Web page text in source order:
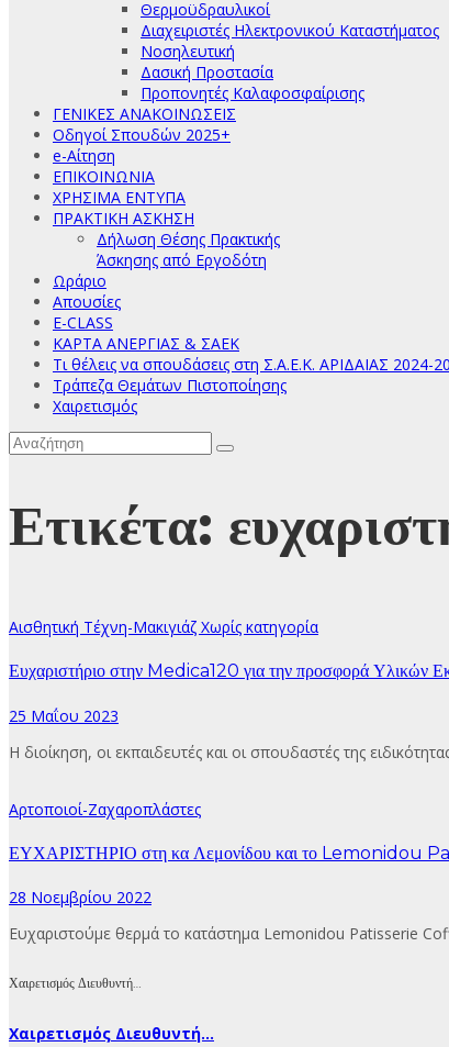
Θερμοϋδραυλικοί
Διαχειριστές Ηλεκτρονικού Καταστήματος
Νοσηλευτική
Δασική Προστασία
Προπονητές Καλαφοσφαίρισης
ΓΕΝΙΚΕΣ ΑΝΑΚΟΙΝΩΣΕΙΣ
Οδηγοί Σπουδών 2025+
e-Αίτηση
ΕΠΙΚΟΙΝΩΝΙΑ
ΧΡΗΣΙΜΑ ΕΝΤΥΠΑ
ΠΡΑΚΤΙΚΗ ΑΣΚΗΣΗ
Δήλωση Θέσης Πρακτικής
Άσκησης από Εργοδότη
Ωράριο
Απουσίες
E-CLASS
ΚΑΡΤΑ ΑΝΕΡΓΙΑΣ & ΣΑΕΚ
Τι θέλεις να σπουδάσεις στη Σ.Α.Ε.Κ. ΑΡΙΔΑΙΑΣ 2024-
Τράπεζα Θεμάτων Πιστοποίησης
Χαιρετισμός
Ετικέτα:
Αισθητική Τέχνη-Μακιγιάζ Χωρίς κατηγορία
Ευχαριστήριο στην Medica120 για την προσφορά Υλικών
25 Μαΐου 2023
Η διοίκηση, οι εκπαιδευτές και οι σπουδαστές της
Αρτοποιοί-Ζαχαροπλάστες
ΕΥΧΑΡΙΣΤΗΡΙΟ στη κα Λεμονίδου και το Lemonidou
28 Νοεμβρίου 2022
Ευχαριστούμε θερμά το κατάστημα Lemonidou Patisserie
Χαιρετισμός Διευθυντή…
Χαιρετισμός Διευθυντή...